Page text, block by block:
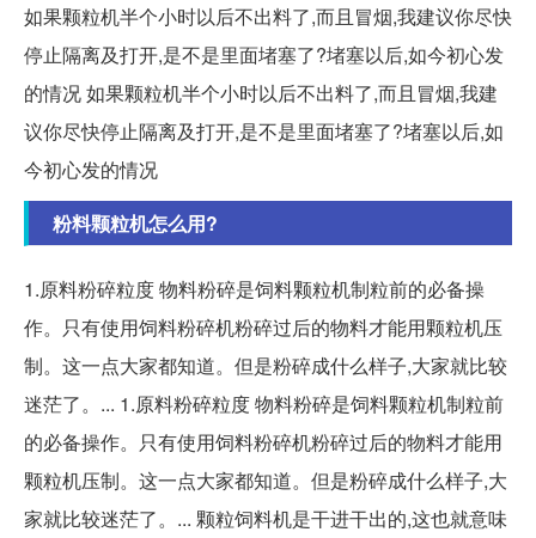
如果颗粒机半个小时以后不出料了,而且冒烟,我建议你尽快
停止隔离及打开,是不是里面堵塞了?堵塞以后,如今初心发
的情况 如果颗粒机半个小时以后不出料了,而且冒烟,我建
议你尽快停止隔离及打开,是不是里面堵塞了?堵塞以后,如
今初心发的情况
粉料颗粒机怎么用?
1.原料粉碎粒度 物料粉碎是饲料颗粒机制粒前的必备操
作。只有使用饲料粉碎机粉碎过后的物料才能用颗粒机压
制。这一点大家都知道。但是粉碎成什么样子,大家就比较
迷茫了。... 1.原料粉碎粒度 物料粉碎是饲料颗粒机制粒前
的必备操作。只有使用饲料粉碎机粉碎过后的物料才能用
颗粒机压制。这一点大家都知道。但是粉碎成什么样子,大
家就比较迷茫了。... 颗粒饲料机是干进干出的,这也就意味